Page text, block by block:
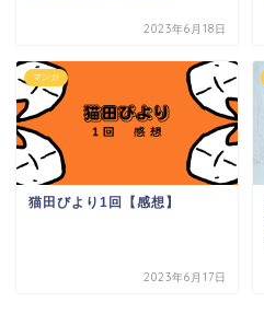
2023年6月18日
マンガ
猫田びより1回【感想】
2023年6月17日